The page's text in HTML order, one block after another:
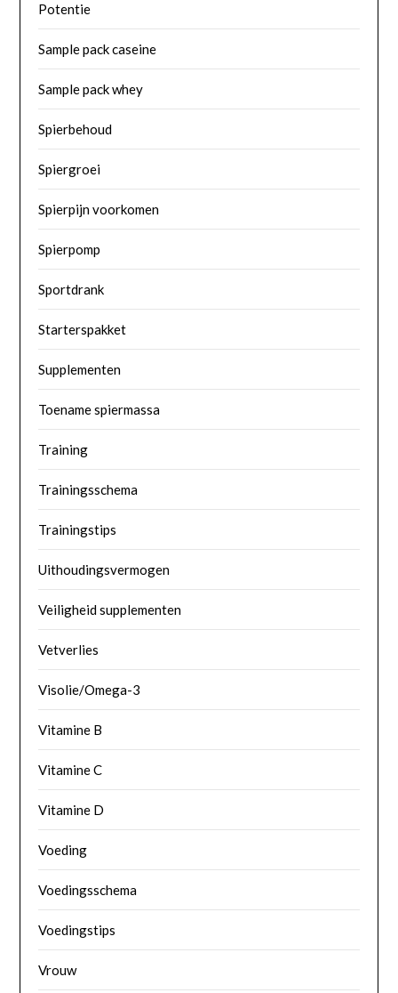
Potentie
Sample pack caseine
Sample pack whey
Spierbehoud
Spiergroei
Spierpijn voorkomen
Spierpomp
Sportdrank
Starterspakket
Supplementen
Toename spiermassa
Training
Trainingsschema
Trainingstips
Uithoudingsvermogen
Veiligheid supplementen
Vetverlies
Visolie/Omega-3
Vitamine B
Vitamine C
Vitamine D
Voeding
Voedingsschema
Voedingstips
Vrouw